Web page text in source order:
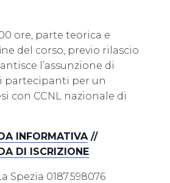
ore, parte teorica e
del corso, previo rilascio
l’assunzione di
partecipanti per un
con CCNL nazionale di
INFORMATIVA //
DI ISCRIZIONE
Spezia 0187.598076